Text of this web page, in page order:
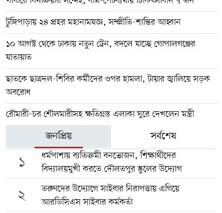
টুঙ্গিপাড়ায় ২৪ প্রহর মহানামযজ্ঞ, সম্প্রীতি-শান্তির আহ্বান
১০ আগস্ট থেকে ঢাকায় নতুন ট্রেন, বদলে যাচ্ছে গোপালগঞ্জের
যাতায়াত
ছাতকে ছাত্রদল-শিবির কর্মীদের ওপর হামলা, টায়ার জ্বালিয়ে সড়ক
অবরোধ
রৌমারী-চর শৌলমারীসহ ক্ষতিগ্রস্ত এলাকা ঘুরে দেখলেন মন্ত্রী
জনপ্রিয় সর্বশেষ
১
ধর্মপাশায় ব্যতিক্রমী বনভোজন, শিক্ষার্থীদের
বিদ্যালয়মুখী করতে দৌলতপুর স্কুলের উদ্যোগ
২
তরুণদের উদ্যোগে সাইবার নিরাপত্তায় এগিয়ে
আরডিসিএস সাইবার কর্মকর্তা